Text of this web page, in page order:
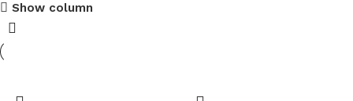
Stolice
Akcija
Vidi više
Show column